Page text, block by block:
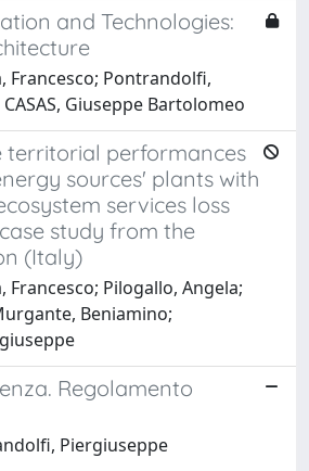
and Technologies:
Francesco; Pontrandolfi,
Giuseppe Bartolomeo
territorial performances
sources' plants with
services loss
study from the
(Italy)
Francesco; Pilogallo, Angela;
Beniamino;
Regolamento
Piergiuseppe